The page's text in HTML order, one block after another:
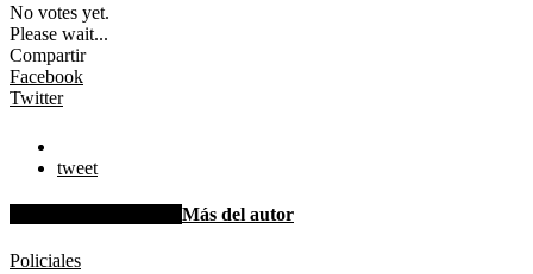
No votes yet.
Please wait...
Compartir
Facebook
Twitter
tweet
Más del autor
Policiales